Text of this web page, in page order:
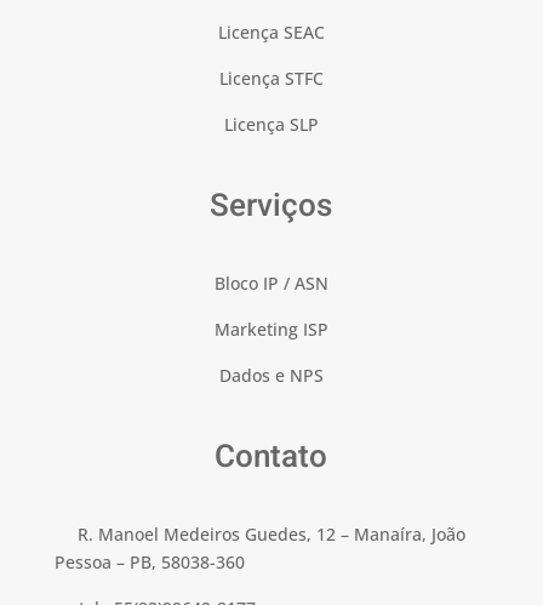
Licença SEAC
Licença STFC
Licença SLP
Serviços
Bloco IP / ASN
Marketing ISP
Dados e NPS
Contato
R. Manoel Medeiros Guedes, 12 – Manaíra, João
Pessoa – PB, 58038-360